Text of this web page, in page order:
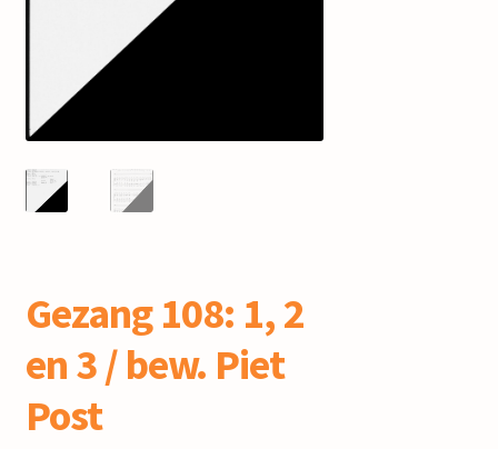
Gezang 108: 1, 2
en 3 / bew. Piet
Post